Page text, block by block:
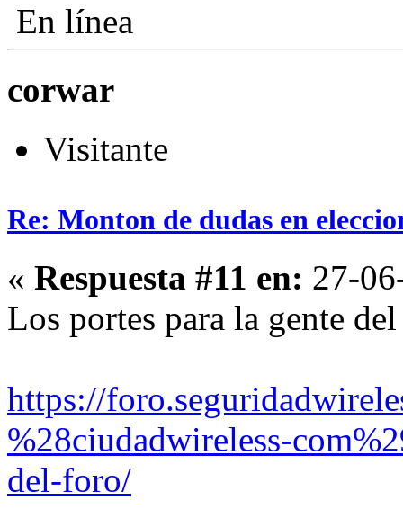
En línea
corwar
Visitante
Re: Monton de dudas en
« Respuesta #11 en: 27-
Los portes para la gente
https://
%28ciudadwireless-
del-foro/